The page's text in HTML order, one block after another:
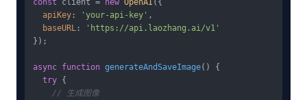
const client = new OpenAI ({
apiKey : 'your-api-key' ,
baseURL :
'https://api.laozhang.ai/v1'
});
async function generateAndSaveImage( ) {
try {
// 生成图像